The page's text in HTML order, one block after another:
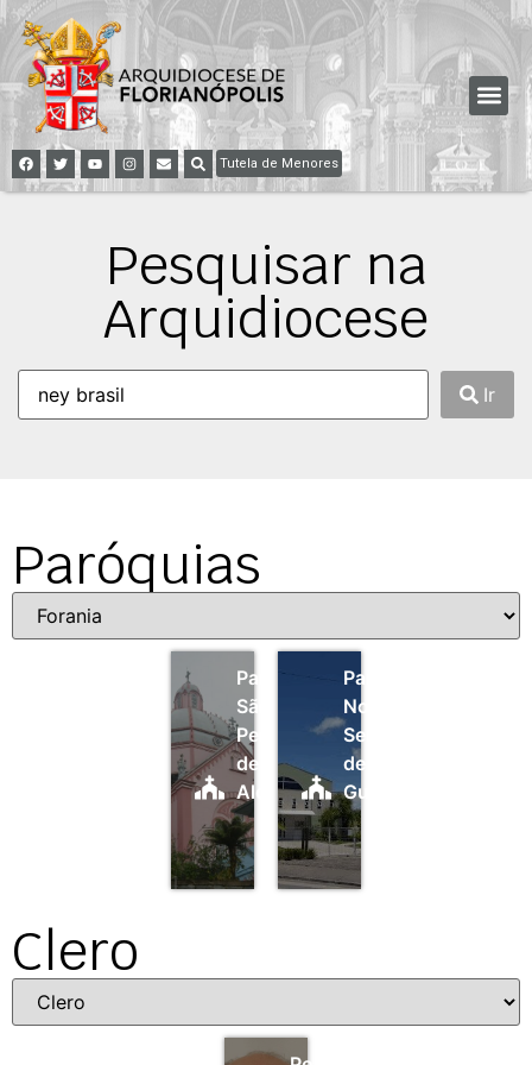
Tutela de Menores
Pesquisar na
Arquidiocese
Ir
Paróquias
Paróquia
São
Pedro
de
Alcântara
Paróquia
Nossa
Senhora
de
Guadalupe
Clero